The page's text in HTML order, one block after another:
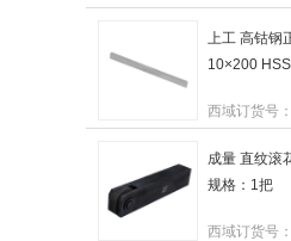
上工 高钴钢
10×200
西域订货号：
成量 直纹滚
规格：1把
西域订货号：